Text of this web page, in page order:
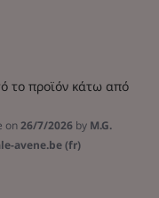
το προϊόν κάτω από
on26/7/2026 by M.G.
avene.be (fr)